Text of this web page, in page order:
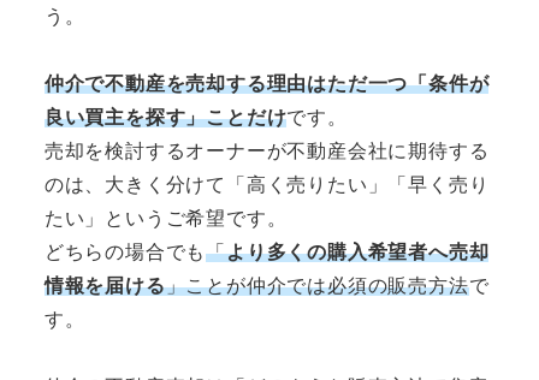
う。
仲介で不動産を売却する理由はただ一つ「条件が
良い買主を探す」ことだけです。
売却を検討するオーナーが不動産会社に期待する
のは、大きく分けて「高く売りたい」「早く売り
たい」というご希望です。
どちらの場合でも「より多くの購入希望者へ売却
情報を届ける」ことが仲介では必須の販売方法で
す。